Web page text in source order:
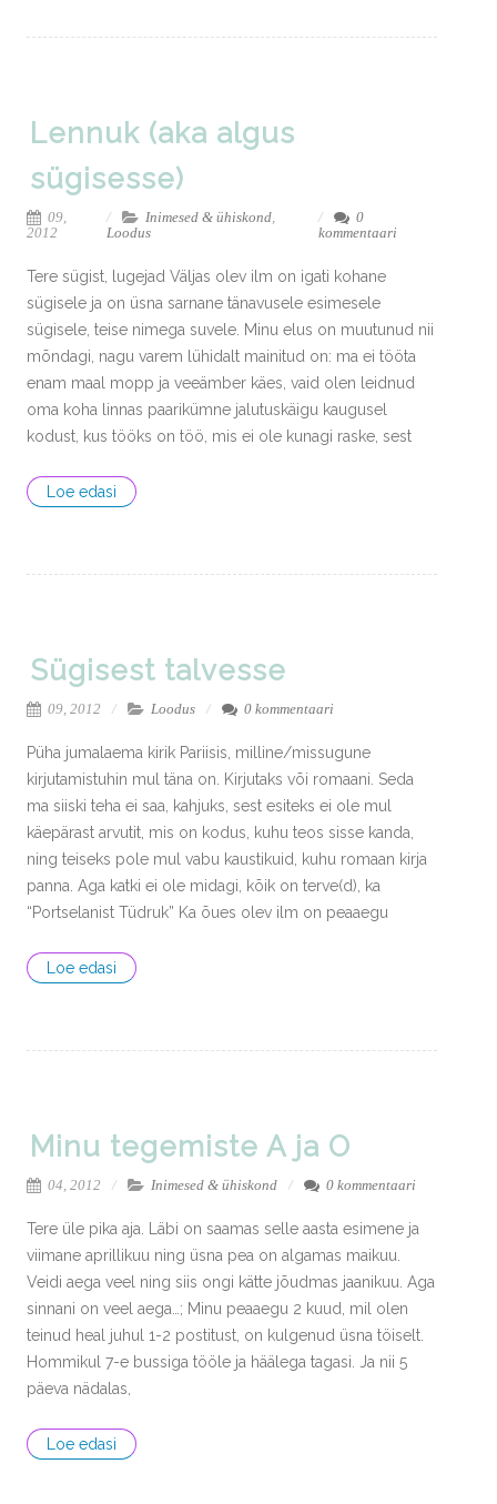
Lennuk (aka algus
sügisesse)
09,
2012
Inimesed & ühiskond,
Loodus
0
kommentaari
Tere sügist, lugejad Väljas olev ilm on igati kohane
sügisele ja on üsna sarnane tänavusele esimesele
sügisele, teise nimega suvele. Minu elus on muutunud nii
mõndagi, nagu varem lühidalt mainitud on: ma ei tööta
enam maal mopp ja veeämber käes, vaid olen leidnud
oma koha linnas paarikümne jalutuskäigu kaugusel
kodust, kus tööks on töö, mis ei ole kunagi raske, sest
Loe edasi
Sügisest talvesse
09, 2012 Loodus 0 kommentaari
Püha jumalaema kirik Pariisis, milline/missugune
kirjutamistuhin mul täna on. Kirjutaks või romaani. Seda
ma siiski teha ei saa, kahjuks, sest esiteks ei ole mul
käepärast arvutit, mis on kodus, kuhu teos sisse kanda,
ning teiseks pole mul vabu kaustikuid, kuhu romaan kirja
panna. Aga katki ei ole midagi, kõik on terve(d), ka
“Portselanist Tüdruk” Ka õues olev ilm on peaaegu
Loe edasi
Minu tegemiste A ja O
04, 2012 Inimesed & ühiskond 0 kommentaari
Tere üle pika aja. Läbi on saamas selle aasta esimene ja
viimane aprillikuu ning üsna pea on algamas maikuu.
Veidi aega veel ning siis ongi kätte jõudmas jaanikuu. Aga
sinnani on veel aega…; Minu peaaegu 2 kuud, mil olen
teinud heal juhul 1-2 postitust, on kulgenud üsna töiselt.
Hommikul 7-e bussiga tööle ja häälega tagasi. Ja nii 5
päeva nädalas,
Loe edasi